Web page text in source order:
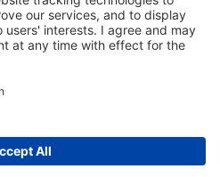
EH24.PL
in Non-Destructive Testing
CASP System/Privacy policy/
/Contact